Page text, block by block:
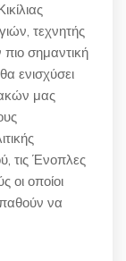
τεχνητής
σημαντική
ενισχύσει
μας
τις Ένοπλες
οι οποίοι
να